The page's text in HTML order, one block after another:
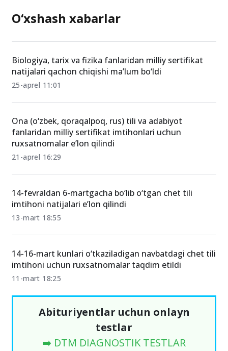
O‘xshash xabarlar
Biologiya, tarix va fizika fanlaridan milliy sertifikat
natijalari qachon chiqishi ma’lum bo‘ldi
25-aprel 11:01
Ona (o‘zbek, qoraqalpoq, rus) tili va adabiyot
fanlaridan milliy sertifikat imtihonlari uchun
ruxsatnomalar e’lon qilindi
21-aprel 16:29
14-fevraldan 6-martgacha bo‘lib o‘tgan chet tili
imtihoni natijalari e’lon qilindi
13-mart 18:55
14-16-mart kunlari o‘tkaziladigan navbatdagi chet tili
imtihoni uchun ruxsatnomalar taqdim etildi
11-mart 18:25
Abituriyentlar uchun onlayn
testlar
➡️ DTM DIAGNOSTIK TESTLAR